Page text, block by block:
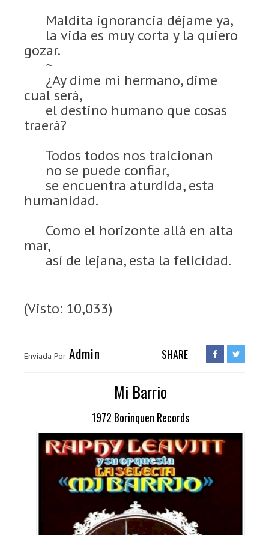
Maldita ignorancia déjame ya,
la vida es muy corta y la quiero
gozar.
~
¿Ay dime mi hermano, dime
cual será,
el destino humano que cosas
traerá?
Todos todos nos traicionan
no se puede confiar,
se encuentra aturdida, esta
humanidad.
Como el horizonte allá en alta
mar,
así de lejana, esta la felicidad.
(Visto: 10,033)
Enviada Por Admin SHARE
Mi Barrio
1972 Borinquen Records